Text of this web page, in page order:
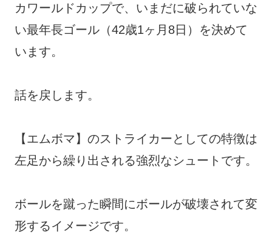
カワールドカップで、いまだに破られていな
い最年長ゴール（42歳1ヶ月8日）を決めて
います。
話を戻します。
【エムボマ】のストライカーとしての特徴は
左足から繰り出される強烈なシュートです。
ボールを蹴った瞬間にボールが破壊されて変
形するイメージです。